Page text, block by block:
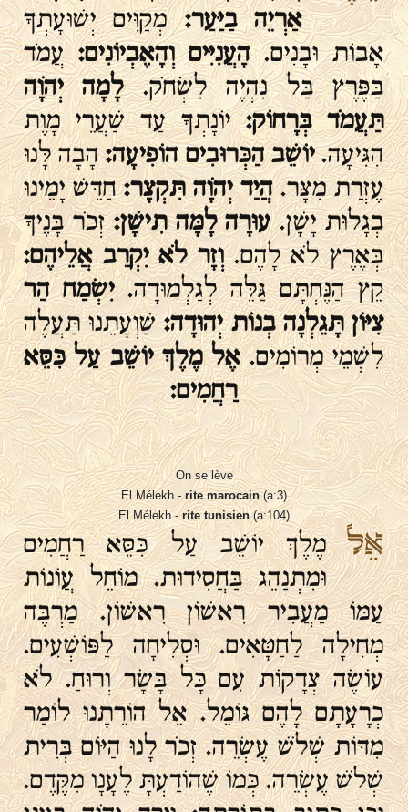
אַרְיֵה בַיַּעַר:מְקַוִּים יְשׁוּעָתְךָ
אָבוֹת וּבָנִים.הָעֲנִיִּים וְהָאֶבְיוֹנִים:עֲמֹד
בַּפֶּרֶץ בַּל נִהְיֶה לִשְׂחֹק.לָמָה יְהֹוָה
תַּעֲמֹד בְּרָחוֹק:יוֹנָתְךָ עַד שַׁעֲרֵי מָוֶת
הִגִּיעָה.יוֹשֵׁב הַכְּרוּבִים הוֹפִיעָה:הָבָה לָּנוּ
עֶזְרַת מִצָּר.הֲיַד יְהֹוָה תִּקְצָר:חַדֵּשׁ יָמֵינוּ
בְגָלוּת יָשָׁן.עוּרָה לָמָּה תִישָׁן:זְכֹר בָּנֶיךָ
בְּאֶרֶץ לֹא לָהֶם.וְזָר לֹא יִקְרַב אֲלֵיהֶם:
קֵץ הַנֶּחְתָּם גַּלֵּה לְגַלְמוּדָה.יִשְׂמַח הַר
צִיּוֹן תָּגֵלְנָה בְנוֹת יְהוּדָה:שַׁוְעָתֵנוּ תַּעֲלֶה
לִשְׁמֵי מְרוֹמִים.אֶל מֶלֶךְ יוֹשֵׁב עַל כִּסֵּא
רַחֲמִים:
On se lève
El Mélekh - rite marocain(a:3)
El Mélekh -rite tunisien(a:104)
אֵלמֶלֶךְ יוֹשֵׁב עַל כִּסֵּא רַחֲמִים
וּמִתְנַהֵג בַּחֲסִידוּת. מוֹחֵל עֲוֹנוֹת
עַמּוֹ מַעֲבִיר רִאשׁוֹן רִאשׁוֹן. מַרְבֶּה
מְחִילָה לַחַטָּאִים. וּסְלִיחָה לַפּוֹשְׁעִים.
עוֹשֶׂה צְדָקוֹת עִם כָּל בָּשָׂר וְרוּחַ. לֹא
כְרָעָתָם לָהֶם גּוֹמֵל. אֵל הוֹרֵתָנוּ לוֹמַר
מִדּוֹת שְׁלֹשׁ עֶשְׂרֵה. זְכֹר לָנוּ הַיּוֹם בְּרִית
שְׁלֹשׁ עֶשְׂרֵה. כְּמוֹ שֶׁהוֹדַעְתָּ לֶעָנָו מִקֶּדֶם.